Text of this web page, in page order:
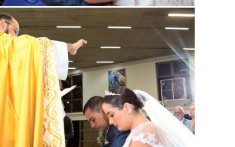
Guardar